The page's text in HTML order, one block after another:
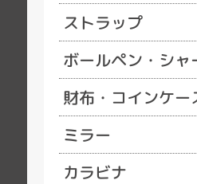
ストラップ
ボールペン・シャ
財布・コインケー
ミラー
カラビナ